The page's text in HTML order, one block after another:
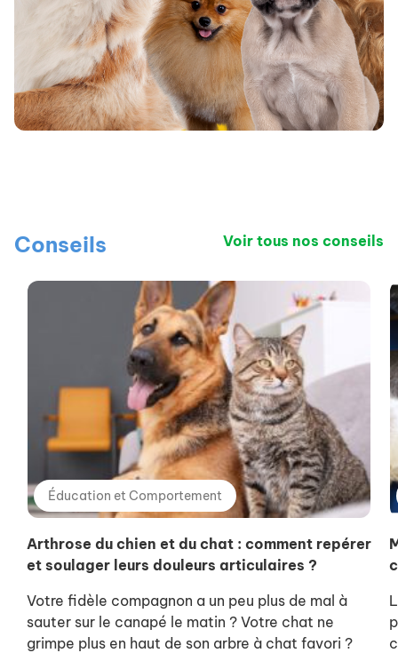
Conseils Voir tous nos conseils
Éducation et Comportement
Arthrose du chien et du chat : comment repérer
et soulager leurs douleurs articulaires ?
Votre fidèle compagnon a un peu plus de mal à
sauter sur le canapé le matin ? Votre chat ne
grimpe plus en haut de son arbre à chat favori ?